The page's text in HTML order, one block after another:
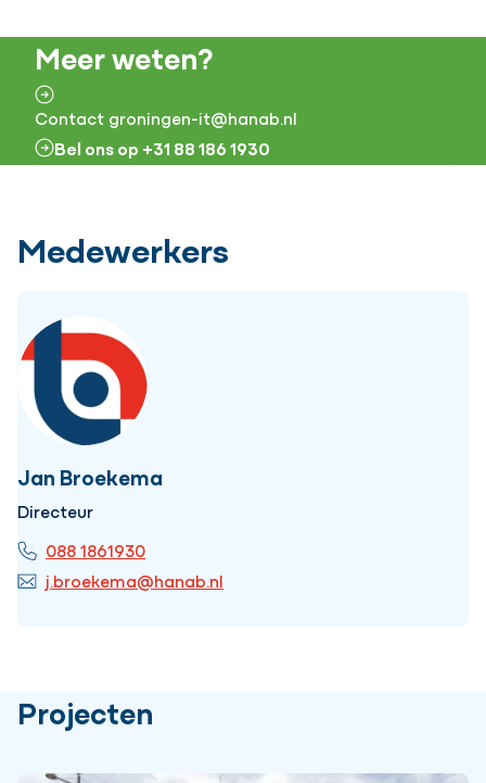
Meer weten?
Contact groningen-it@hanab.nl
Bel ons op +31 88 186 1930
Medewerkers
Jan Broekema
Directeur
088 1861930
j.broekema@hanab.nl
Projecten